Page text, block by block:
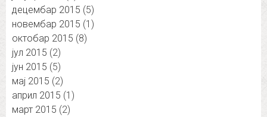
децембар 2015 (5)
новембар 2015 (1)
октобар 2015 (8)
јул 2015 (2)
јун 2015 (5)
мај 2015 (2)
април 2015 (1)
март 2015 (2)